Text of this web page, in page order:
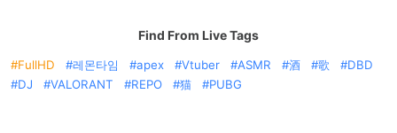
Find From Live Tags
FullHD 레몬타임 apex Vtuber ASMR 酒 歌
DBD
DJ
VALORANT REPO 猫 PUBG